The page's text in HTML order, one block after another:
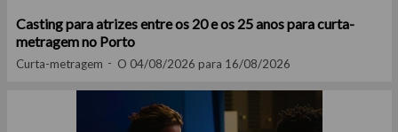
Casting para atrizes entre os 20 e os 25 anos para curta-
metragem no Porto
Curta-metragem O 04/08/2026 para 16/08/2026